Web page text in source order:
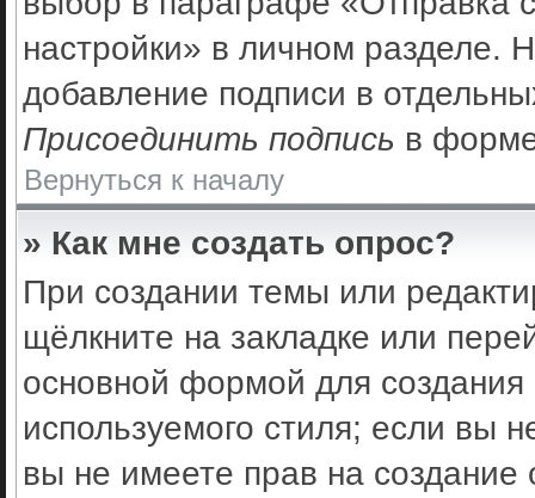
настройки» в личном разделе.
добавление подписи в
Присоединить подпись в
Вернуться к началу
» Как мне создать опрос?
При создании темы или
щёлкните на закладке или
основной формой для
используемого стиля; если вы
вы не имеете прав на